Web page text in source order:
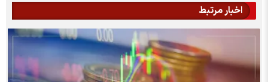
اخبار مرتبط